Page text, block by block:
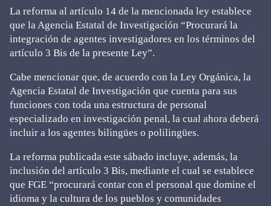
La reforma al artículo 14 de la mencionada ley establece
que la Agencia Estatal de Investigación “Procurará la
integración de agentes investigadores en los términos del
artículo 3 Bis de la presente Ley”.
Cabe mencionar que, de acuerdo con la Ley Orgánica, la
Agencia Estatal de Investigación que cuenta para sus
funciones con toda una estructura de personal
especializado en investigación penal, la cual ahora deberá
incluir a los agentes bilingües o polilingües.
La reforma publicada este sábado incluye, además, la
inclusión del artículo 3 Bis, mediante el cual se establece
que FGE “procurará contar con el personal que domine el
idioma y la cultura de los pueblos y comunidades